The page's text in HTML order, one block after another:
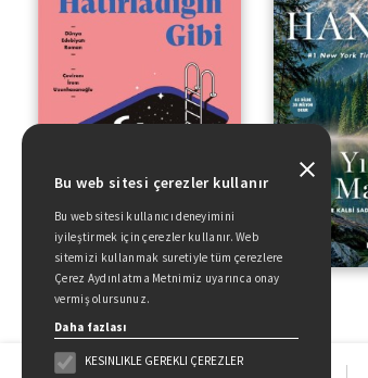
Bu web sitesi çerezler kullanır
Bu web sitesi kullanıcı deneyimini
iyileştirmek için çerezler kullanır. Web
sitemizi kullanmak suretiyle tüm çerezlere
Çerez Aydınlatma Metnimiz uyarınca onay
vermiş olursunuz.
Daha fazlası
KESINLIKLE GEREKLI ÇEREZLER